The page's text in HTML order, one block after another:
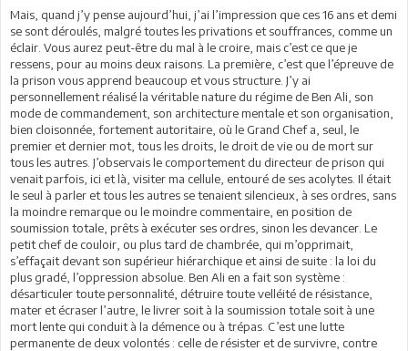
Mais, quand j’y pense aujourd’hui, j’ai l’impression que ces 16 ans et demi
se sont déroulés, malgré toutes les privations et souffrances, comme un
éclair. Vous aurez peut-être du mal à le croire, mais c’est ce que je
ressens, pour au moins deux raisons. La première, c’est que l’épreuve de
la prison vous apprend beaucoup et vous structure. J’y ai
personnellement réalisé la véritable nature du régime de Ben Ali, son
mode de commandement, son architecture mentale et son organisation,
bien cloisonnée, fortement autoritaire, où le Grand Chef a, seul, le
premier et dernier mot, tous les droits, le droit de vie ou de mort sur
tous les autres. J’observais le comportement du directeur de prison qui
venait parfois, ici et là, visiter ma cellule, entouré de ses acolytes. Il était
le seul à parler et tous les autres se tenaient silencieux, à ses ordres, sans
la moindre remarque ou le moindre commentaire, en position de
soumission totale, prêts à exécuter ses ordres, sinon les devancer. Le
petit chef de couloir, ou plus tard de chambrée, qui m’opprimait,
s’effaçait devant son supérieur hiérarchique et ainsi de suite : la loi du
plus gradé, l’oppression absolue. Ben Ali en a fait son système :
désarticuler toute personnalité, détruire toute velléité de résistance,
mater et écraser l’autre, le livrer soit à la soumission totale soit à une
mort lente qui conduit à la démence ou à trépas. C’est une lutte
permanente de deux volontés : celle de résister et de survivre, contre